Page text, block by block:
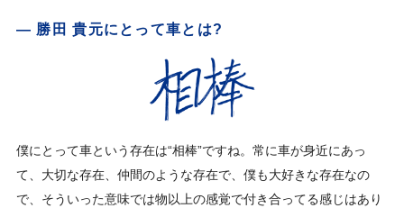
— 勝田 貴元にとって車とは?
僕にとって車という存在は“相棒”ですね。常に車が身近にあっ
て、大切な存在、仲間のような存在で、僕も大好きな存在なの
で、そういった意味では物以上の感覚で付き合ってる感じはあり